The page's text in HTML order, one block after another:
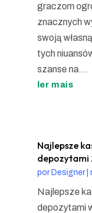
graczom
znacznych
swoją
tych
szanse na...
ler mais
Najlepsze
depozytami
por Designer|
Najlepsze
depozytami